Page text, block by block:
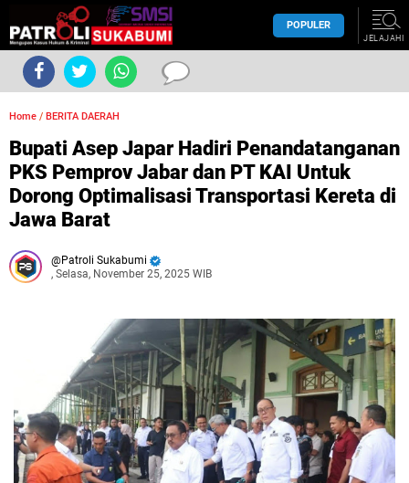
POPULER
JELAJAHI
Home / BERITA DAERAH
Bupati Asep Japar Hadiri Penandatanganan
PKS Pemprov Jabar dan PT KAI Untuk
Dorong Optimalisasi Transportasi Kereta di
Jawa Barat
Patroli Sukabumi
, Selasa, November 25, 2025 WIB